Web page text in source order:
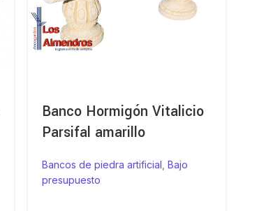
Banco Hormigón Vitalicio
Parsifal amarillo
Bancos de piedra artificial ,Bajo
presupuesto